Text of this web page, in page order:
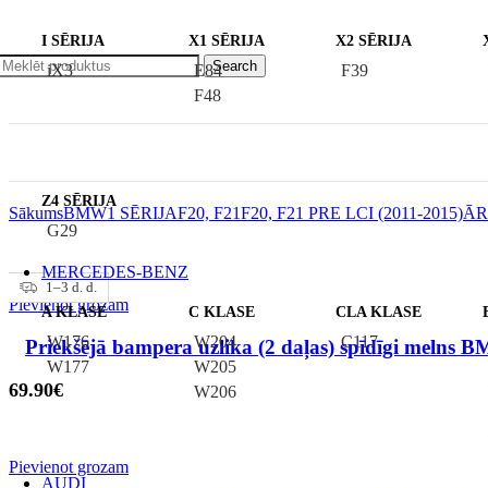
Search
I SĒRIJA
iX3
X1 SĒRIJA
E84
F48
X2 SĒRIJA
F39
Z4 SĒRIJA
G29
MERCEDES-BENZ
A KLASE
W176
W177
C KLASE
W204
W205
W206
CLA KLASE
C117
AUDI
SākumsBMW1 SĒRIJAF20, F21F20, F21 PRE LCI (2011-2015)
1–3 d. d.
Pievienot grozam
Priekšējā bampera uzlika (2 daļas) spīdīgi melns
69.90€
1–3 d. d.
Pievienot grozam